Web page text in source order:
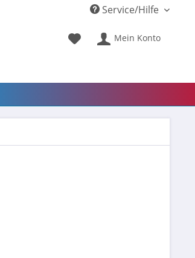
Service/Hilfe
Mein Konto